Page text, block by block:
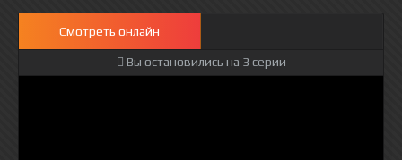
Смотреть онлайн
Вы остановились на 3 серии